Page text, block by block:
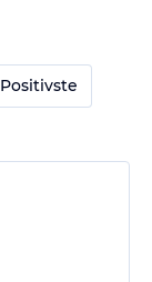
Positivste